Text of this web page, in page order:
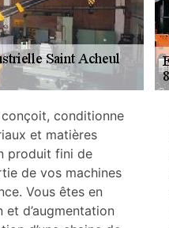
conditionne
et matières
produit fini de
de vos machines
Vous êtes en
d’augmentation